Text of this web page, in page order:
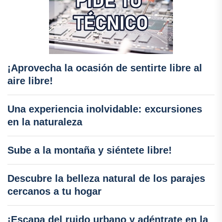
¡Aprovecha la ocasión de sentirte libre al
aire libre!
Una experiencia inolvidable: excursiones
en la naturaleza
Sube a la montaña y siéntete libre!
Descubre la belleza natural de los parajes
cercanos a tu hogar
¡Escapa del ruido urbano y adéntrate en la